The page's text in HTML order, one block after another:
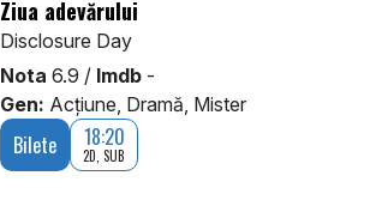
Ziua adevărului
Disclosure Day
Nota 6.9 / Imdb -
Gen: Acţiune, Dramă, Mister
Bilete 18:20
2D, SUB